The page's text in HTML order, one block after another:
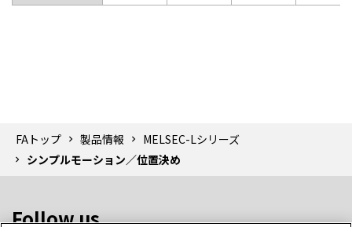
FAトップ 製品情報
MELSEC-Lシリーズ
シンプルモーション／位置決め
Follow us